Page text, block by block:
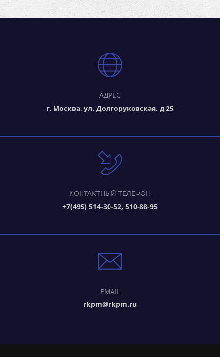
АДРЕС
г. Москва, ул. Долгоруковская, д.25
КОНТАКТНЫЙ ТЕЛЕФОН
+7(495) 514-30-52, 510-88-95
EMAIL
rkpm@rkpm.ru